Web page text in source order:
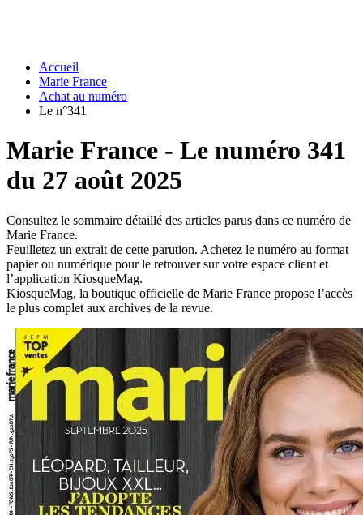
Accueil
Marie France
Achat au numéro
Le n°341
Marie France - Le numéro 341
du 27 août 2025
Consultez le sommaire détaillé des articles parus dans ce numéro de
Marie France.
Feuilletez un extrait de cette parution. Achetez le numéro au format
papier ou numérique pour le retrouver sur votre espace client et
l’application KiosqueMag.
KiosqueMag, la boutique officielle de Marie France propose l’accès
le plus complet aux archives de la revue.